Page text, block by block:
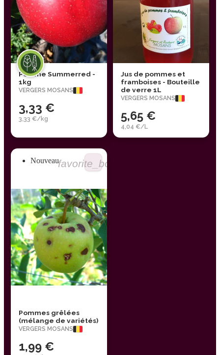
Pomme Summerred -
1kg
VERGERS MOSANS
3,33 €
3,33 €/kg
Jus de pommes et
framboises - Bouteille
de verre 1L
VERGERS MOSANS
5,65 €
4,04 €/L
favorite_border
Nouveau
Pommes grêlées
(mélange de variétés)
VERGERS MOSANS
1,99 €